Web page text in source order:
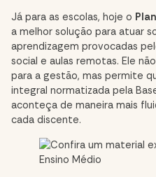
Já para as escolas, hoje o
a melhor solução para atuar
aprendizagem provocadas
social e aulas remotas. Ele
para a gestão, mas permite
integral normatizada pela
aconteça de maneira mais
cada discente.